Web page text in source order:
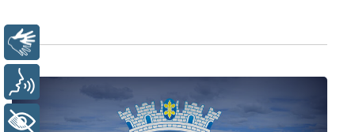
Libras
Voz
+ Acessibilidade